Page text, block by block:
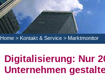
Home > Kontakt & Service > Marktmonitor
Digitalisierung: Nur
Unternehmen